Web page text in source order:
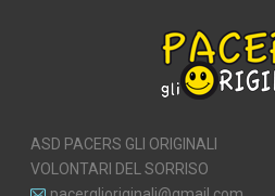
ASD PACERS GLI ORIGINALI
VOLONTARI DEL SORRISO